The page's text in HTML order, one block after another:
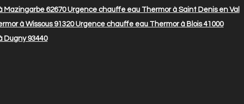
Mazingarbe 62670Urgence chauffe eau Thermor à Saint Denis en Val
à Wissous 91320Urgence chauffe eau Thermor à Blois 41000
Dugny 93440